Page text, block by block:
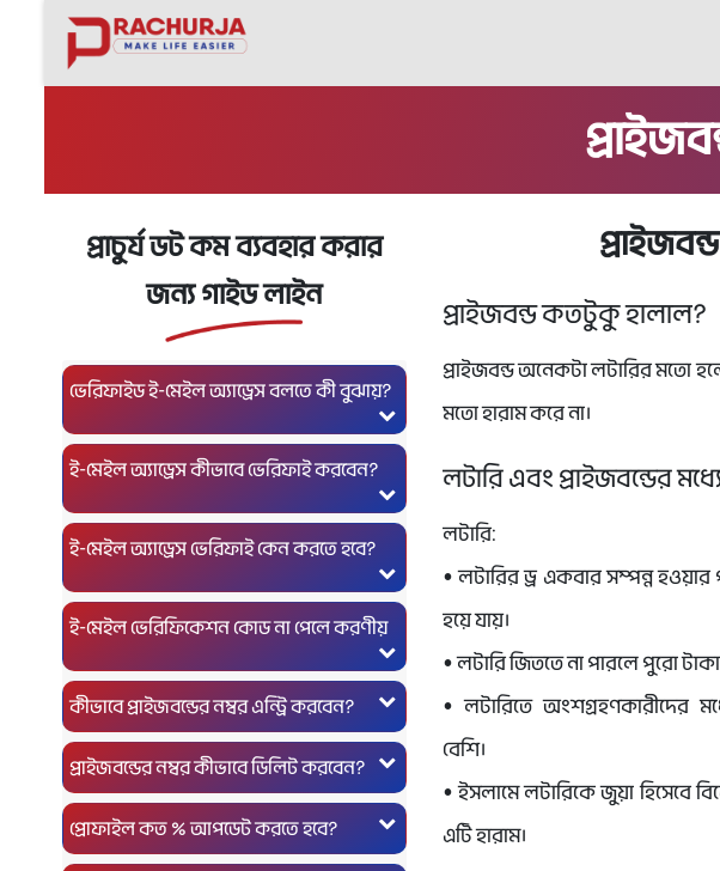
প্রাচুর্য ডট কম ব্যবহার করার
জন্য গাইড লাইন
ভেরিফাইড ই-মেইল অ্যাড্রেস বলতে কী বুঝায়?
ই-মেইল অ্যাড্রেস কীভাবে ভেরিফাই করবেন?
ই-মেইল অ্যাড্রেস ভেরিফাই কেন করতে হবে?
ই-মেইল ভেরিফিকেশন কোড না পেলে করণীয়
কীভাবে প্রাইজবন্ডের নম্বর এন্ট্রি করবেন?
প্রাইজবন্ডের নম্বর কীভাবে ডিলিট করবেন?
প্রোফাইল কত % আপডেট করতে হবে?
প্রাইজবন্ড কতটুকু হালাল?
প্রাইজবন্ড অনেকটা লটারির মতো
মতো হারাম করে না।
লটারি এবং প্রাইজবন্ডের
লটারি:
• লটারির ড্র একবার সম্পন্ন
হয়ে যায়।
• লটারি জিততে না পারলে পুরো
• লটারিতে অংশগ্রহণকারীদের
বেশি।
• ইসলামে লটারিকে জুয়া হিসেবে
এটি হারাম।